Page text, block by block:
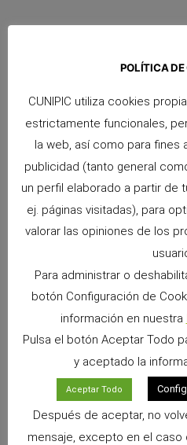
Directamente del Pirineo a casa, un
alimentación natural de los
heno silvestre premium procede
Cunipic desea acompañaros a
ayudándoos desde el
crezca sana y fuerte; dándole
PRODUCTOS
POLÍTICA DE
CUNIPIC utiliza cookies
estrictamente funcionales,
la web, así como para fines
publicidad (tanto general
un perfil elaborado a partir de
ej. páginas visitadas), para
valorar las opiniones de los
Para administrar o
botón Configuración de
información en nuestra
Pulsa el botón Aceptar Todo
y aceptado la
Aceptar Todo
Después de aceptar, no
mensaje, excepto en el